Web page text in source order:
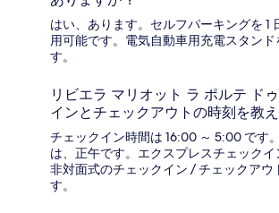
はい、あります。セルフパーキングを 1
用可能です。電気自動車用充電スタン
す。
リビエラ マリオット ラ ポルテ ド
インとチェックアウトの時刻を教え
チェックイン時間は 16:00 ～ 5:00 です
は、正午です。エクスプレスチェック
非対面式のチェックイン / チェックアウ
す。